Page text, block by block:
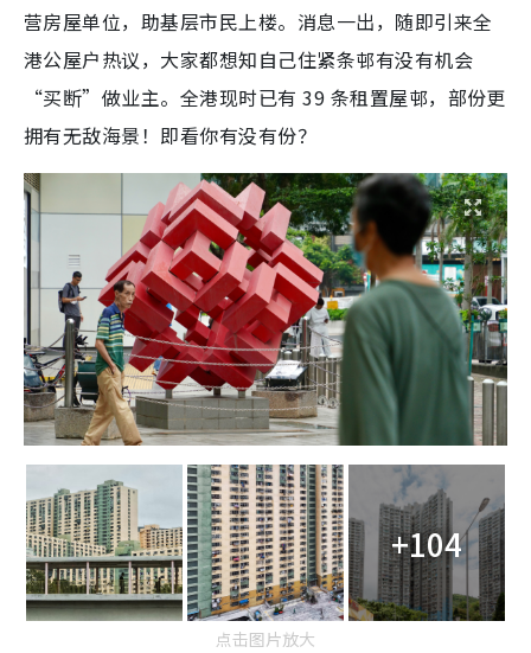
营房屋单位，助基层市民上楼。消息一出，随即引来全
港公屋户热议，大家都想知自己住紧条邨有没有机会
“买断”做业主。全港现时已有 39 条租置屋邨，部份更
拥有无敌海景！即看你有没有份？
+104
点击图片放大